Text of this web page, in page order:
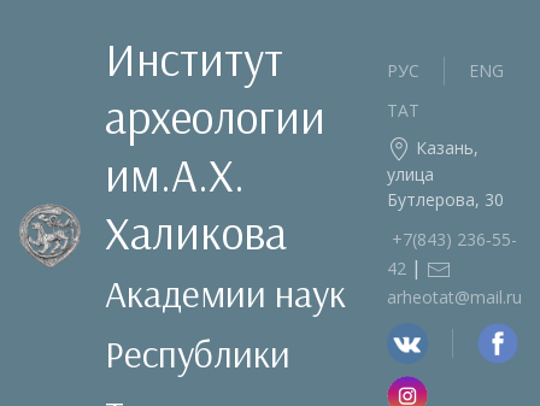
Институт
археологии
им.А.Х.
Халикова
Академии наук
Республики
РУС
ENG
ТАТ
Казань,
улица
Бутлерова, 30
+7(843) 236‑55-
42 |
arheotat@mail.ru